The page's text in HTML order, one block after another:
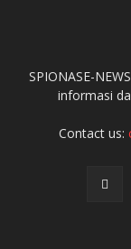
SPIONASE-
informasi
Contact us: